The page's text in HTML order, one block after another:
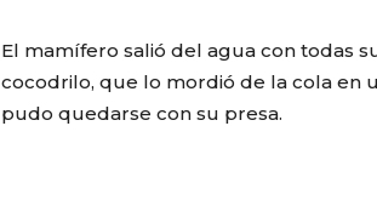
El mamífero salió del agua con todas
cocodrilo, que lo mordió de la cola en
pudo quedarse con su presa.